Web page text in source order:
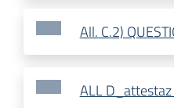
All. C.2)
ALL D_attestaz